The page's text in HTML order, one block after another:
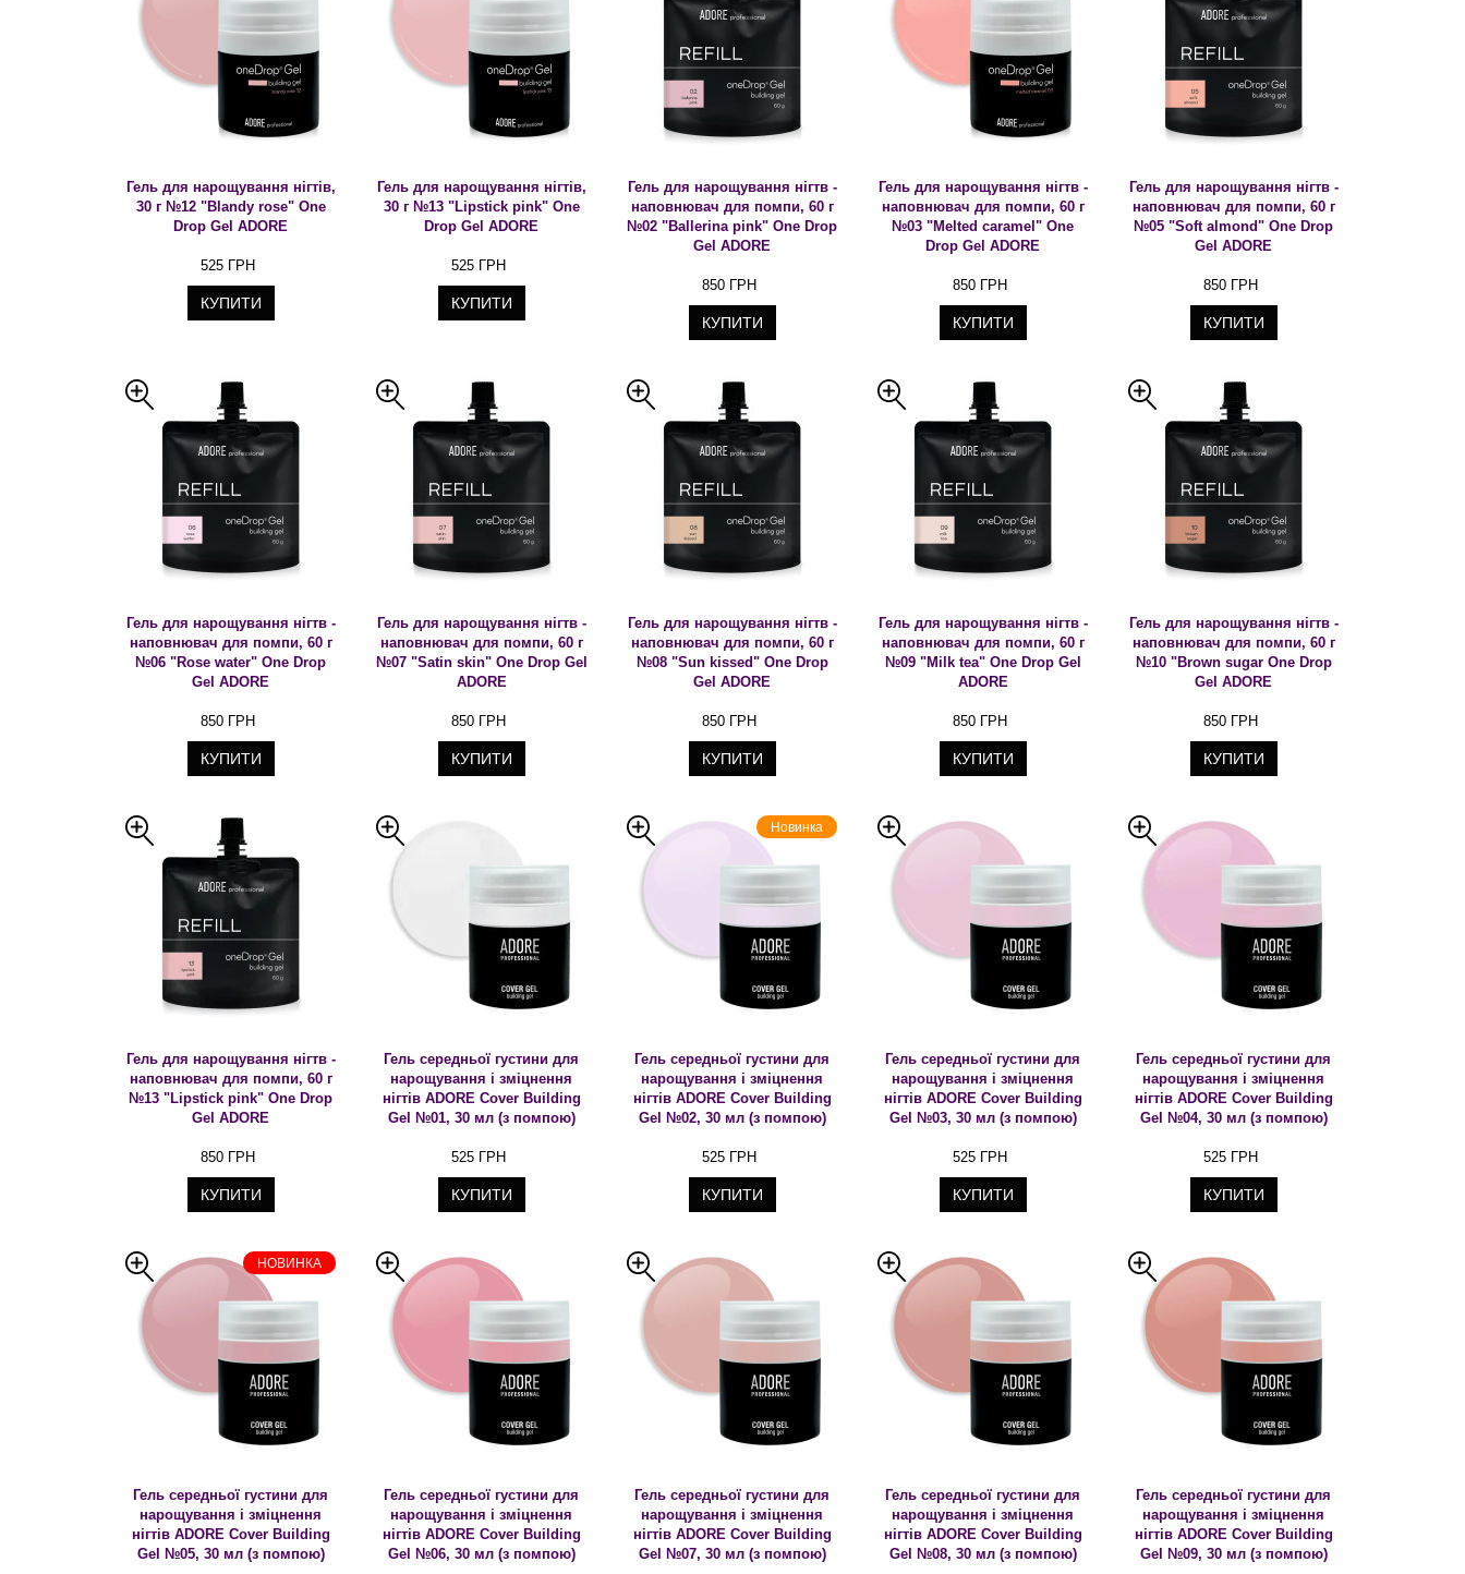
Гель для нарощування нігтів,
30 г №12 "Blandy rose" One
Drop Gel ADORE
525 ГРН
КУПИТИ
Гель для нарощування нігтів,
30 г №13 "Lipstick pink" One
Drop Gel ADORE
525 ГРН
КУПИТИ
Гель для нарощування нігтв -
наповнювач для помпи, 60 г
№02 "Ballerina pink" One Drop
Gel ADORE
850 ГРН
КУПИТИ
Гель для нарощування нігтв -
наповнювач для помпи, 60 г
№03 "Melted caramel" One
Drop Gel ADORE
850 ГРН
КУПИТИ
Гель для нарощування нігтв -
наповнювач для помпи, 60 г
№05 "Soft almond" One Drop
Gel ADORE
850 ГРН
КУПИТИ
Гель для нарощування нігтв -
наповнювач для помпи, 60 г
№06 "Rose water" One Drop
Gel ADORE
850 ГРН
КУПИТИ
Гель для нарощування нігтв -
наповнювач для помпи, 60 г
№07 "Satin skin" One Drop Gel
ADORE
850 ГРН
КУПИТИ
Гель для нарощування нігтв -
наповнювач для помпи, 60 г
№08 "Sun kissed" One Drop
Gel ADORE
850 ГРН
КУПИТИ
Гель для нарощування нігтв -
наповнювач для помпи, 60 г
№09 "Milk tea" One Drop Gel
ADORE
850 ГРН
КУПИТИ
Гель для нарощування нігтв -
наповнювач для помпи, 60 г
№10 "Brown sugar One Drop
Gel ADORE
850 ГРН
КУПИТИ
Гель для нарощування нігтв -
наповнювач для помпи, 60 г
№13 "Lipstick pink" One Drop
Gel ADORE
850 ГРН
КУПИТИ
Гель середньої густини для
нарощування і зміцнення
нігтів ADORE Cover Building
Gel №01, 30 мл (з помпою)
525 ГРН
КУПИТИ
Новинка
Гель середньої густини для
нарощування і зміцнення
нігтів ADORE Cover Building
Gel №02, 30 мл (з помпою)
525 ГРН
КУПИТИ
Гель середньої густини для
нарощування і зміцнення
нігтів ADORE Cover Building
Gel №03, 30 мл (з помпою)
525 ГРН
КУПИТИ
Гель середньої густини для
нарощування і зміцнення
нігтів ADORE Cover Building
Gel №04, 30 мл (з помпою)
525 ГРН
КУПИТИ
НОВИНКА
Гель середньої густини для
нарощування і зміцнення
нігтів ADORE Cover Building
Gel №05, 30 мл (з помпою)
Гель середньої густини для
нарощування і зміцнення
нігтів ADORE Cover Building
Gel №06, 30 мл (з помпою)
Гель середньої густини для
нарощування і зміцнення
нігтів ADORE Cover Building
Gel №07, 30 мл (з помпою)
Гель середньої густини для
нарощування і зміцнення
нігтів ADORE Cover Building
Gel №08, 30 мл (з помпою)
Гель середньої густини для
нарощування і зміцнення
нігтів ADORE Cover Building
Gel №09, 30 мл (з помпою)